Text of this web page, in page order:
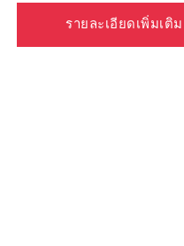
รายละเอียดเพิ่มเติม